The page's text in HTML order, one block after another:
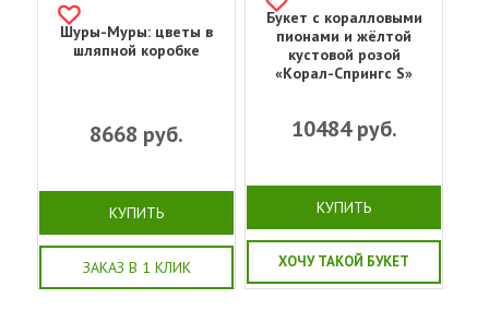
Шуры-Муры: цветы в
шляпной коробке
8668 руб.
КУПИТЬ
ЗАКАЗ В 1 КЛИК
Букет с коралловыми
пионами и жёлтой
кустовой розой
«Корал-Спрингс S»
10484руб.
КУПИТЬ
ХОЧУ ТАКОЙ БУКЕТ